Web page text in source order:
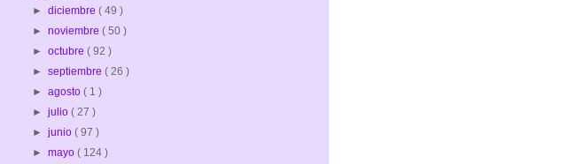
►diciembre( 49 )
►noviembre( 50 )
►octubre( 92 )
►septiembre( 26 )
►agosto( 1 )
►julio( 27 )
►junio( 97 )
►mayo( 124 )